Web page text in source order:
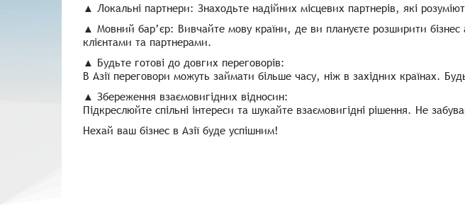
▲ Локальні партнери: Знаходьте надійних місцевих партнерів, які
▲ Мовний бар’єр: Вивчайте мову країни, де ви плануєте розширити
клієнтами та партнерами.
▲ Будьте готові до довгих переговорів:
В Азії переговори можуть займати більше часу, ніж в західних країнах.
▲ Збереження взаємовигідних відносин:
Підкреслюйте спільні інтереси та шукайте взаємовигідні рішення. Не
Нехай ваш бізнес в Азії буде успішним!